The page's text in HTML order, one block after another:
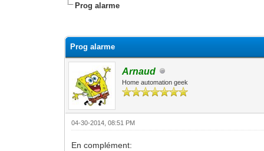
Prog alarme
Prog alarme
Arnaud
Home automation geek
04-30-2014, 08:51 PM
En complément: